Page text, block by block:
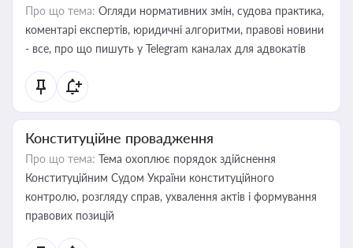
Про що тема: Огляди нормативних змін, судова практика,
коментарі експертів, юридичні алгоритми, правові новини
- все, про що пишуть у Telegram каналах для адвокатів
Конституційне провадження
Про що тема: Тема охоплює порядок здійснення
Конституційним Судом України конституційного
контролю, розгляду справ, ухвалення актів і формування
правових позицій